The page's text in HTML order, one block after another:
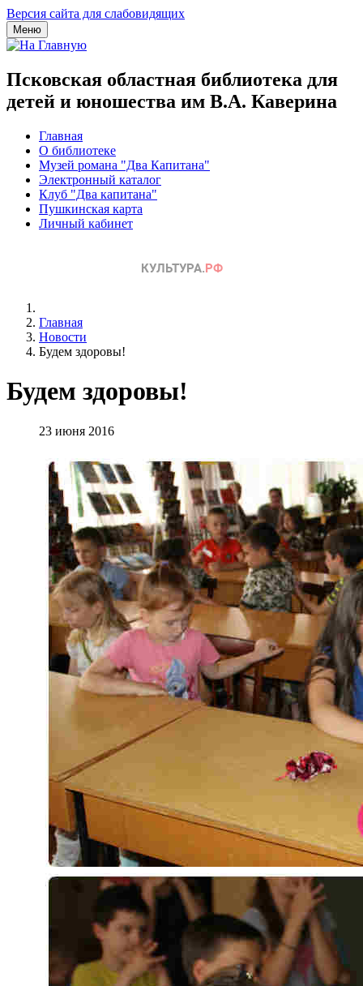
Версия сайта для слабовидящих
Меню
Псковская областная библиотека для
детей и юношества им В.А. Каверина
Главная
О библиотеке
Музей романа "Два Капитана"
Электронный каталог
Клуб "Два капитана"
Пушкинская карта
Личный кабинет
Главная
Новости
Будем здоровы!
Будем здоровы!
23 июня 2016